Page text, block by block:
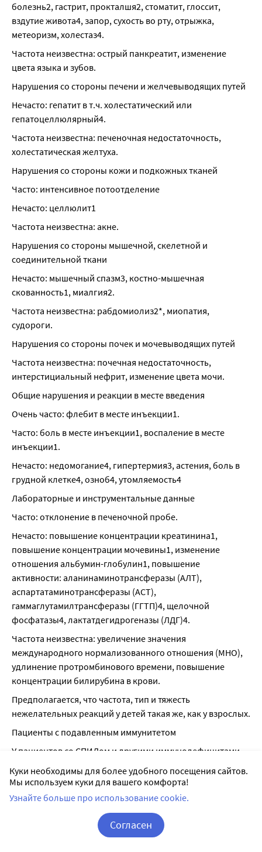
болезнь2, гастрит, прокталшя2, стоматит, глоссит,
вздутие живота4, запор, сухость во рту, отрыжка,
метеоризм, холестаз4.
Частота неизвестна: острый панкреатит, изменение
цвета языка и зубов.
Нарушения со стороны печени и желчевыводящих путей
Нечасто: гепатит в т.ч. холестатический или
гепатоцеллюлярный4.
Частота неизвестна: печеночная недостаточность,
холестатическая желтуха.
Нарушения со стороны кожи и подкожных тканей
Часто: интенсивное потоотделение
Нечасто: целлюлит1
Частота неизвестна: акне.
Нарушения со стороны мышечной, скелетной и
соединительной ткани
Нечасто: мышечный спазм3, костно-мышечная
скованность1, миалгия2.
Частота неизвестна: рабдомиолиз2*, миопатия,
судороги.
Нарушения со стороны почек и мочевыводящих путей
Частота неизвестна: почечная недостаточность,
интерстициальный нефрит, изменение цвета мочи.
Общие нарушения и реакции в месте введения
Очень часто: флебит в месте инъекции1.
Часто: боль в месте инъекции1, воспаление в месте
инъекции1.
Нечасто: недомогание4, гипертермия3, астения, боль в
грудной клетке4, озноб4, утомляемость4
Лабораторные и инструментальные данные
Часто: отклонение в печеночной пробе.
Нечасто: повышение концентрации креатинина1,
повышение концентрации мочевины1, изменение
отношения альбумин-глобулин1, повышение
активности: аланинаминотрансферазы (АЛТ),
аспартатаминотрансферазы (ACT),
гаммаглутамилтрансферазы (ГГТП)4, щелочной
фосфатазы4, лактатдегидрогеназы (ЛДГ)4.
Частота неизвестна: увеличение значения
международного нормализованного отношения (МНО),
удлинение протромбинового времени, повышение
концентрации билирубина в крови.
Предполагается, что частота, тип и тяжесть
нежелательных реакций у детей такая же, как у взрослых.
Пациенты с подавленным иммунитетом
У пациентов со СПИДом и другими иммунодефицитами,
получающих кларитромицин в более высоких дозах в
течение длительного времени для лечения
микобактериальных инфекций, часто трудно отличить
инфекции или сопутствующего заболевания.
Наиболее частыми нежелательными явлениями у
Куки необходимы для более удобного посещения сайтов.
Мы используем куки для вашего комфорта!
Узнайте больше про использование cookie.
Согласен